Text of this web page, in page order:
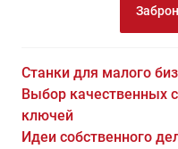
Станки для малого
Выбор качественных
ключей
Идеи собственного